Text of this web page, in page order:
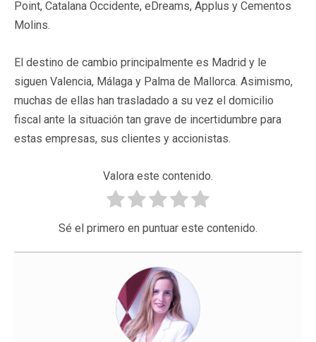
Point, Catalana Occidente, eDreams, Applus y Cementos
Molins.
El destino de cambio principalmente es Madrid y le
siguen Valencia, Málaga y Palma de Mallorca. Asimismo,
muchas de ellas han trasladado a su vez el domicilio
fiscal ante la situación tan grave de incertidumbre para
estas empresas, sus clientes y accionistas.
Valora este contenido.
Sé el primero en puntuar este contenido.